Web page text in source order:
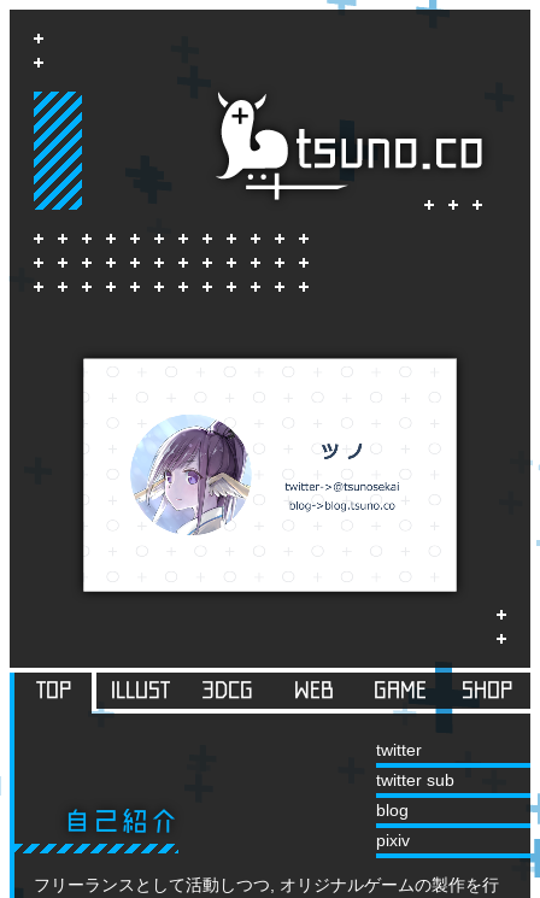
TOP ILLUST 3DCG WEB GAME SHOP
twitter
twitter sub
blog
pixiv
自己紹介
フリーランスとして活動しつつ, オリジナルゲームの製作を行